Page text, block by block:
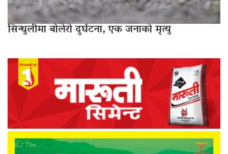
सिन्धुलीमा बोलेरो दुर्घटना, एक जनाको मृत्यु